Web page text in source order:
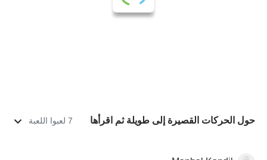
حول الحركات القصيرة إلى طويلة ثم اقرأها 7 لعبوا اللعبة